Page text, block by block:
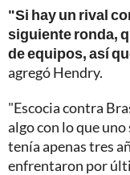
"Si hay un rival
siguiente ronda,
de equipos, así
agregó Hendry.
"Escocia contra
algo con lo que
tenía apenas tres
enfrentaron por